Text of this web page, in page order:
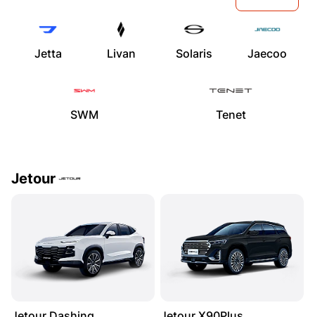
Jetta Livan Solaris Jaecoo
SWM Tenet
Jetour